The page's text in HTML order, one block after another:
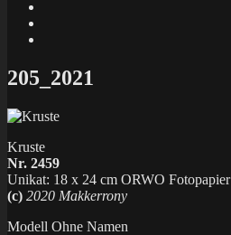
X
205_2021
Kruste
Nr. 2459
Unikat: 18 x 24 cm ORWO Fotopapier
(c) 2020 Makkerrony
Modell Ohne Namen